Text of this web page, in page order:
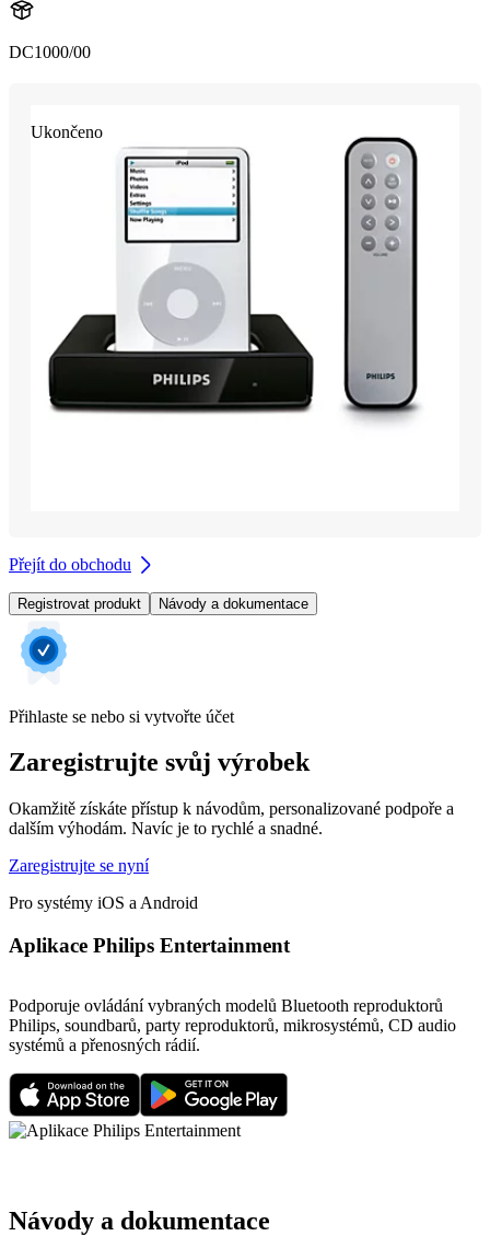
DC1000/00
Ukončeno
Přejít do obchodu
Registrovat produkt Návody a dokumentace
Přihlaste se nebo si vytvořte účet
Zaregistrujte svůj výrobek
Okamžitě získáte přístup k návodům, personalizované podpoře a
dalším výhodám. Navíc je to rychlé a snadné.
Zaregistrujte se nyní
Pro systémy iOS a Android
Aplikace Philips Entertainment
Podporuje ovládání vybraných modelů Bluetooth reproduktorů
Philips, soundbarů, party reproduktorů, mikrosystémů, CD audio
systémů a přenosných rádií.
Návody a dokumentace